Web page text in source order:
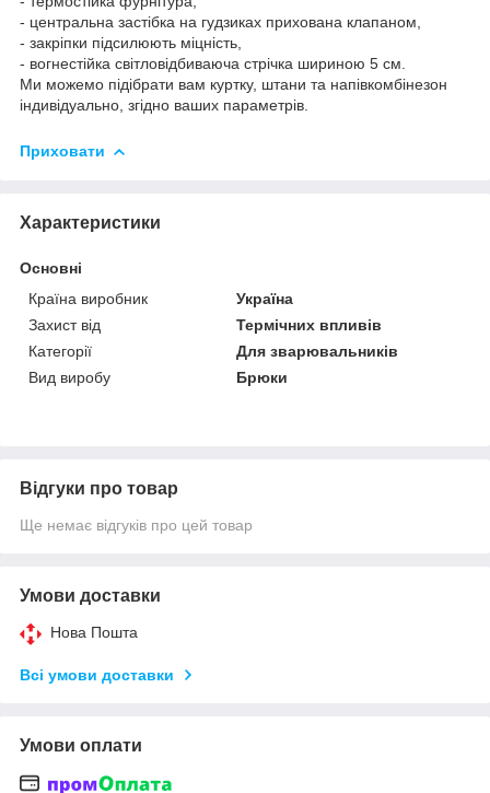
- центральна застібка на гудзиках прихована клапаном,
- закріпки підсилюють міцність,
- вогнестійка світловідбиваюча стрічка шириною 5 см.
Ми можемо підібрати вам куртку, штани та напівкомбінезон
індивідуально, згідно ваших параметрів.
Приховати
Характеристики
Основні
Країна виробник
Україна
Захист від
Термічних впливів
Категорії
Для зварювальників
Вид виробу
Брюки
Відгуки про товар
Ще немає відгуків про цей товар
Умови доставки
Нова Пошта
Всі умови доставки
Умови оплати